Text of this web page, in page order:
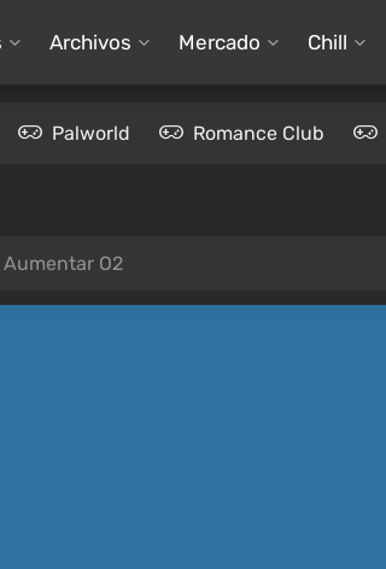
Archivos Mercado Chill
Palworld Romance Club
O2